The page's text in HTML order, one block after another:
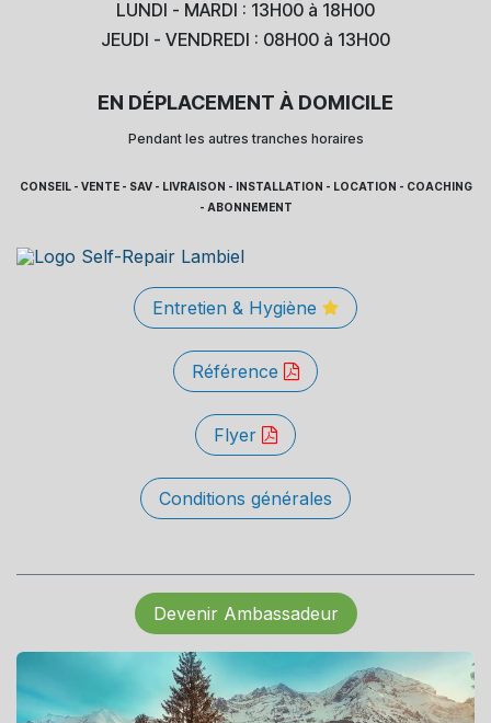
LUNDI - MARDI : 13H00 à 18H00
JEUDI - VENDREDI : 08H00 à 13H00
EN DÉPLACEMENT À DOMICILE
Pendant les autres tranches horaires
CONSEIL - VENTE - SAV - LIVRAISON - INSTALLATION - LOCATION - COACHING
- ABONNEMENT
Entretien & Hygiène
Référence
Flyer
Conditions générales
Devenir Ambassadeur